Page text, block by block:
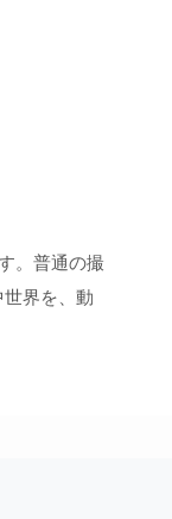
。普通の撮
界を、動